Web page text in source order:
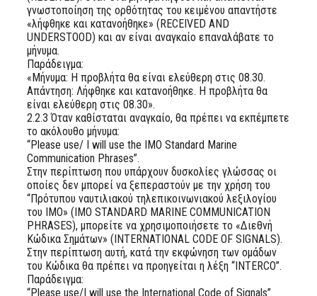
γνωστοποίηση της ορθότητας του κειμένου απαντήστε
«λήφθηκε και κατανοήθηκε» (RECEIVED AND
UNDERSTOOD) και αν είναι αναγκαίο επαναλάβατε το
μήνυμα.
Παράδειγμα:
«Μήνυμα: Η προβλήτα θα είναι ελεύθερη στις 08.30.
Απάντηση: Λήφθηκε και κατανοήθηκε. Η προβλήτα θα
είναι ελεύθερη στις 08.30».
2.2.3 Όταν καθίσταται αναγκαίο, θα πρέπει να εκπέμπετε
το ακόλουθο μήνυμα:
“Please use/ I will use the IMO Standard Marine
Communication Phrases”.
Στην περίπτωση που υπάρχουν δυσκολίες γλώσσας οι
οποίες δεν μπορεί να ξεπεραστούν με την χρήση του
“Πρότυπου ναυτιλιακού τηλεπικοινωνιακού λεξιλογίου
του ΙΜΟ» (IMO STANDARD MARINE COMMUNICATION
PHRASES), μπορείτε να χρησιμοποιήσετε το «Διεθνή
Κώδικα Σημάτων» (INTERNATIONAL CODE OF SIGNALS).
Στην περίπτωση αυτή, κατά την εκφώνηση των ομάδων
του Κώδικα θα πρέπει να προηγείται η λέξη “INTERCO”.
Παράδειγμα:
“Please use/I will use the International Code of Signals”.